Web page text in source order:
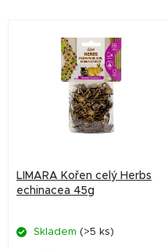
LIMARA Kořen celý Herbs
echinacea 45g
Skladem (>5 ks)